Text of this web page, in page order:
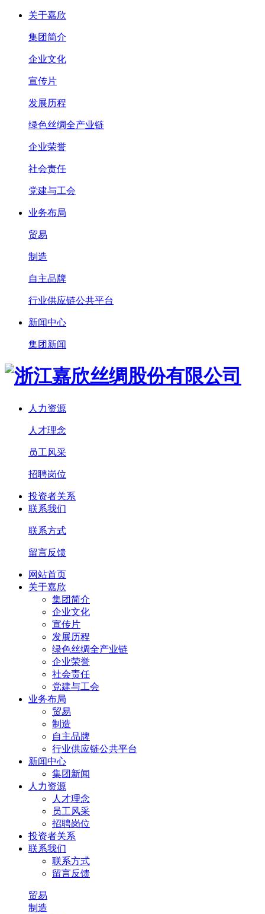
关于嘉欣
集团简介
企业文化
宣传片
发展历程
绿色丝绸全产业链
企业荣誉
社会责任
党建与工会
业务布局
贸易
制造
自主品牌
行业供应链公共平台
新闻中心
集团新闻
人力资源
人才理念
员工风采
招聘岗位
投资者关系
联系我们
联系方式
留言反馈
网站首页
关于嘉欣
集团简介
企业文化
宣传片
发展历程
绿色丝绸全产业链
企业荣誉
社会责任
党建与工会
业务布局
贸易
制造
自主品牌
行业供应链公共平台
新闻中心
集团新闻
人力资源
人才理念
员工风采
招聘岗位
投资者关系
联系我们
联系方式
留言反馈
贸易
制造